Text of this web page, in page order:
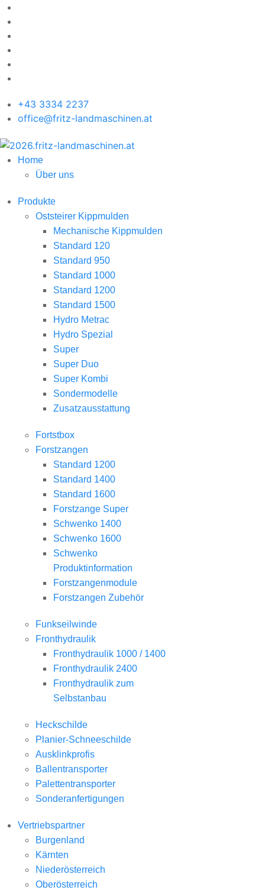
+43 3334 2237
office@fritz-landmaschinen.at
Home
Über uns
Produkte
Oststeirer Kippmulden
Mechanische Kippmulden
Standard 120
Standard 950
Standard 1000
Standard 1200
Standard 1500
Hydro Metrac
Hydro Spezial
Super
Super Duo
Super Kombi
Sondermodelle
Zusatzausstattung
Fortstbox
Forstzangen
Standard 1200
Standard 1400
Standard 1600
Forstzange Super
Schwenko 1400
Schwenko 1600
Schwenko
Produktinformation
Forstzangenmodule
Forstzangen Zubehör
Funkseilwinde
Fronthydraulik
Fronthydraulik 1000 / 1400
Fronthydraulik 2400
Fronthydraulik zum
Selbstanbau
Heckschilde
Planier-Schneeschilde
Ausklinkprofis
Ballentransporter
Palettentransporter
Sonderanfertigungen
Vertriebspartner
Burgenland
Kärnten
Niederösterreich
Oberösterreich